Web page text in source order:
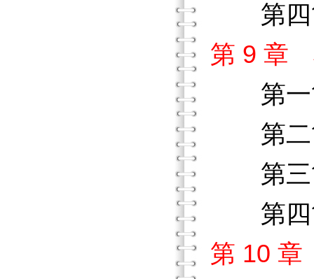
第四
第 9 章
第
第二
第三
第四
第 10